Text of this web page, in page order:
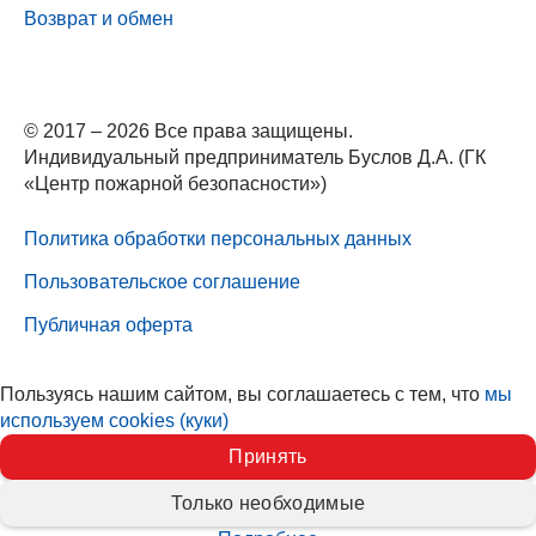
Возврат и обмен
© 2017 – 2026 Все права защищены.
Индивидуальный предприниматель Буслов Д.А. (ГК
«Центр пожарной безопасности»)
Политика обработки персональных данных
Пользовательское соглашение
Публичная оферта
Пользуясь нашим сайтом, вы соглашаетесь с тем, что мы
используем cookies (куки)
Принять
Только необходимые